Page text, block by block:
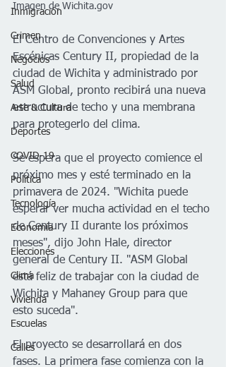
Inmigración
Crimen
Negocios
Salud
Arte & Cultura
Deportes
COVID-19
Política
Tecnología
Economía
Elecciones
Clima
Vivienda
Escuelas
Calles
Imagen de Wichita.gov
El Centro de Convenciones y Artes
Escénicas Century II, propiedad de la
ciudad de Wichita y administrado por
ASM Global, pronto recibirá una nueva
estructura de techo y una membrana
para protegerlo del clima.
Se espera que el proyecto comience el
próximo mes y esté terminado en la
primavera de 2024. "Wichita puede
esperar ver mucha actividad en el techo
de Century II durante los próximos
meses", dijo John Hale, director
general de Century II. "ASM Global
está feliz de trabajar con la ciudad de
Wichita y Mahaney Group para que
esto suceda".
El proyecto se desarrollará en dos
fases. La primera fase comienza con la